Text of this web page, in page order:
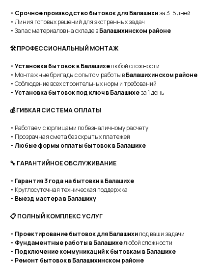
• Срочное производство бытовок для Балашихиза 3-5 дней
• Линия готовых решений для экстренных задач
• Запас материалов на складе вБалашихинском районе
🛠 ПРОФЕССИОНАЛЬНЫЙ МОНТАЖ
• Установка бытовок в Балашихелюбой сложности
• Монтажные бригады с опытом работы вБалашихинском районе
• Соблюдение всех строительных норм и требований
• Установка бытовок под ключ в Балашихеза 1 день
💰 ГИБКАЯ СИСТЕМА ОПЛАТЫ
• Работаем с юрлицами по безналичному расчету
• Прозрачная смета без скрытых платежей
• Любые формы оплаты бытовок в Балашихе
🔧 ГАРАНТИЙНОЕ ОБСЛУЖИВАНИЕ
• Гарантия 3 года на бытовки в Балашихе
• Круглосуточная техническая поддержка
• Выезд мастера в Балашиху
📋 ПОЛНЫЙ КОМПЛЕКС УСЛУГ
• Проектирование бытовок для Балашихипод ваши задачи
• Фундаментные работы в Балашихелюбой сложности
• Подключение коммуникаций к бытовкам в Балашихе
• Ремонт бытовок в Балашихинском районе